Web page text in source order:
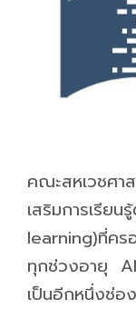
คณะสหเวชศา
เสริมการเรีย
learning)ที่คร
ทุกช่วงอายุ
เป็นอีกหนึ่งช่อ